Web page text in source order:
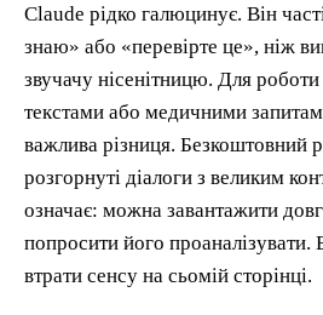
Claude рідко галюцинує. Він
знаю» або «перевірте це», ніж
звучачу нісенітницю. Для
текстами або медичними
важлива різниця. Безкоштовний
розгорнуті діалоги з великим
означає: можна завантажити
попросити його проаналізувати.
втрати сенсу на сьомій сторінці.